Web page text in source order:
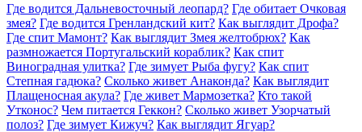
Где водится Дальневосточный леопард? Где обитает Очковая
змея? Где водится Гренландский кит? Как выглядит Дрофа?
Где спит Мамонт? Как выглядит Змея желтобрюх? Как
размножается Португальский кораблик? Как спит
Виноградная улитка? Где зимует Рыба фугу? Как спит
Степная гадюка? Сколько живет Анаконда? Как выглядит
Плащеносная акула? Где живет Мармозетка? Кто такой
Утконос? Чем питается Геккон? Сколько живет Узорчатый
полоз? Где зимует Кижуч? Как выглядит Ягуар?